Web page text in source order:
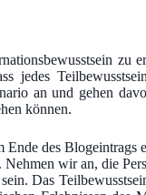
zu
jedes
an und gehen
können.
des
wir an, die
Das